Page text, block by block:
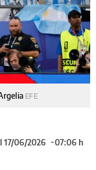
EFE
17/06/2026
07:06 h